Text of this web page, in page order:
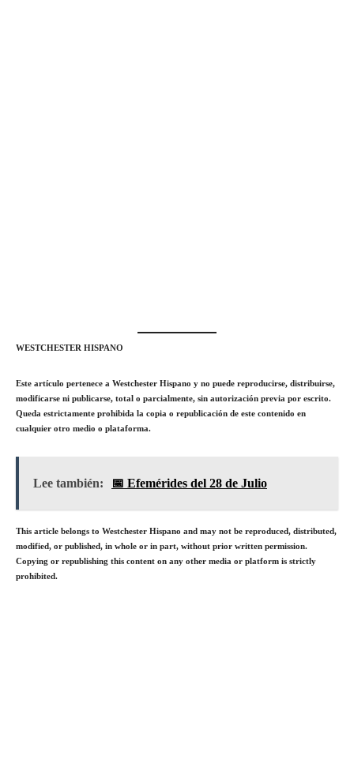
WESTCHESTER HISPANO
Este artículo pertenece a Westchester Hispano y no puede reproducirse, distribuirse,
modificarse ni publicarse, total o parcialmente, sin autorización previa por escrito.
Queda estrictamente prohibida la copia o republicación de este contenido en
cualquier otro medio o plataforma.
Lee también: 📅 Efemérides del 28 de Julio
This article belongs to Westchester Hispano and may not be reproduced, distributed,
modified, or published, in whole or in part, without prior written permission.
Copying or republishing this content on any other media or platform is strictly
prohibited.